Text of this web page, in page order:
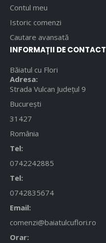
Contul meu
Istoric comenzi
Cautare avansată
INFORMAȚII DE CONTACT
Băiatul cu Flori
Adresa:
Strada Vulcan Județul 9
București
31427
România
Tel:
0742242885
Tel:
0742835674
Email:
comenzi@baiatulcuflori.ro
Orar: